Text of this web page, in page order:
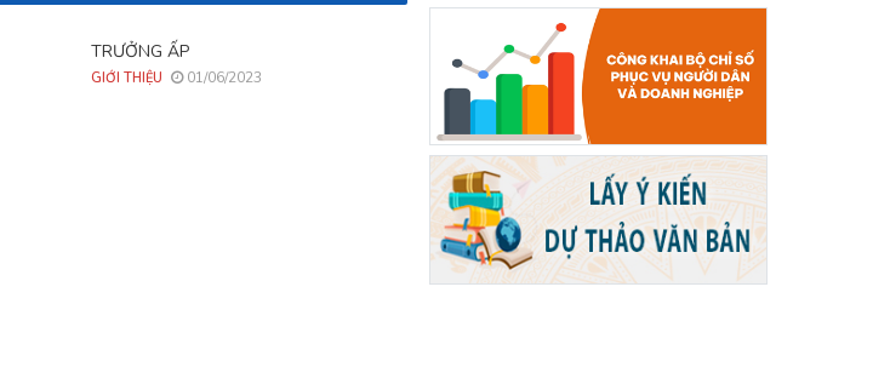
TRƯỞNG ẤP
GIỚI THIỆU 01/06/2023